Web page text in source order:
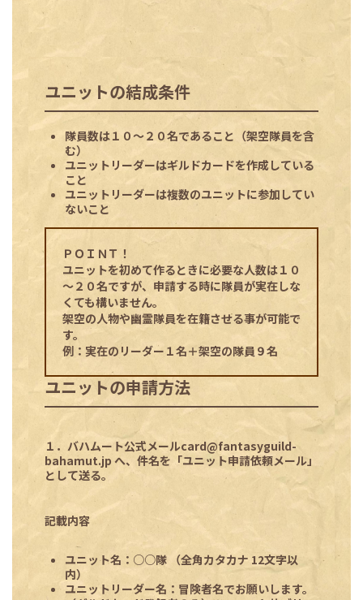
ユニットの結成条件
隊員数は１０～２０名であること（架空隊員を含
む）
ユニットリーダーはギルドカードを作成している
こと
ユニットリーダーは複数のユニットに参加してい
ないこと
ＰＯＩＮＴ！
ユニットを初めて作るときに必要な人数は１０
～２０名ですが、申請する時に隊員が実在しな
くても構いません。
架空の人物や幽霊隊員を在籍させる事が可能で
す。
例：実在のリーダー１名＋架空の隊員９名
ユニットの申請方法
１．バハムート公式メールcard@fantasyguild-
bahamut.jp へ、件名を「ユニット申請依頼メール」
として送る。
記載内容
ユニット名 ：○○隊 （全角カタカナ 12文字以
内）
ユニットリーダー名 ：冒険者名でお願いします。